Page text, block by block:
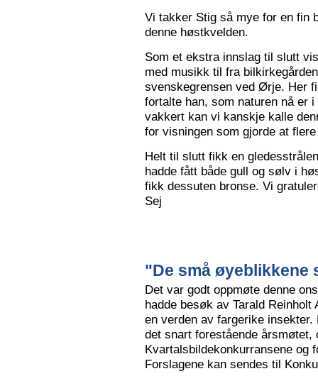
Vi takker Stig så mye for en fin
denne høstkvelden.
Som et ekstra innslag til slutt
med musikk til fra
svenskegrensen ved Ørje. Her
fortalte han, som naturen nå er
vakkert kan vi kanskje kalle
for visningen som gjorde at
Helt til slutt fikk en
hadde fått både gull og sølv i
fikk dessuten bronse. Vi
Sej
"De små øyeblikkene
Det var godt oppmøte denne
hadde besøk av Tarald
en verden av fargerike
det snart forestående
Kvartalsbildekonkurransene og
Forslagene kan sendes til